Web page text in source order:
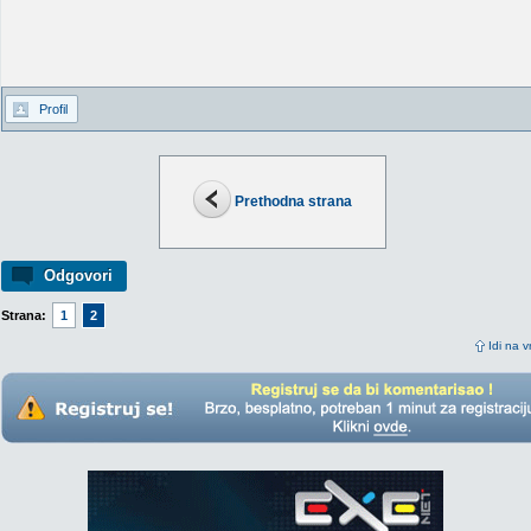
Prethodna strana
Odgovori
Strana: 1 2
Idi na
Profil